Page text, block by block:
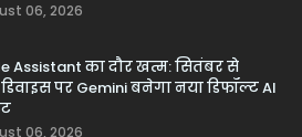
06, 2026
Assistant का दौर खत्म: सितंबर से
डिवाइस पर Gemini बनेगा नया डिफॉल्ट AI
06, 2026